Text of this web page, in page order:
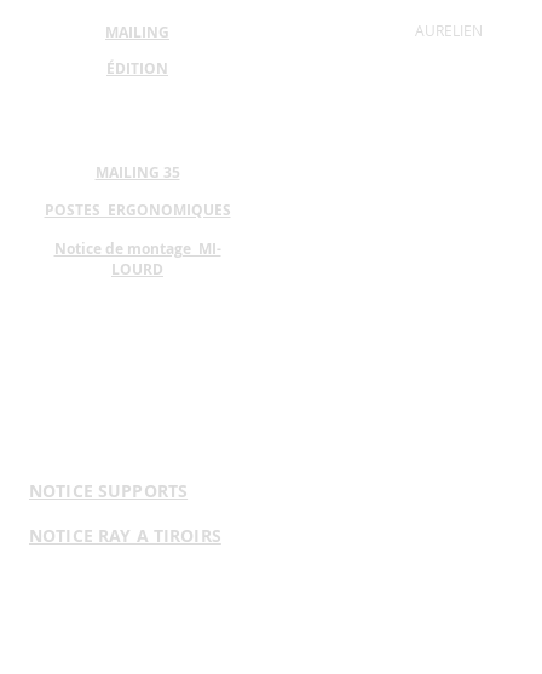
MAILING
ÉDITION
MAILING 35
POSTES ERGONOMIQUES
Notice de montage MI-
LOURD
NOTICE SUPPORTS
NOTICE RAY A TIROIRS
AURELIEN